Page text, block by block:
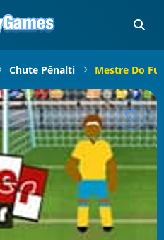
Chute Pênalti Mestre Do